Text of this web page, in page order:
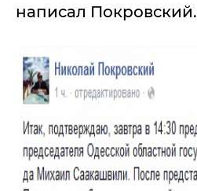
написал Покровский.